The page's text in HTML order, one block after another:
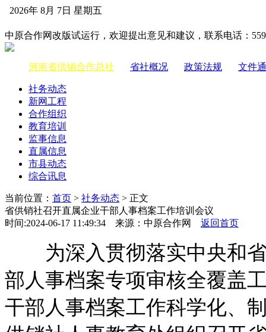
2026年 8月 7日 星期五
中原合作网改版试运行，欢迎提出意见和建议，联系电话：
河南省供销合作总社 省社概况 政策法规 文件
社务动态
新网工程
合作组织
教育培训
监事信息
直属信息
市县动态
综合讯息
当前位置： 首页 > 社务动态 > 正文
省供销社召开直属企业干部人事档案工作培训会议
时间:2024-06-17 11:49:34 来源：中原合作网 返回首页
为深入贯彻落实中央和省
部人事档案专项审核全覆盖
干部人事档案工作科学化、